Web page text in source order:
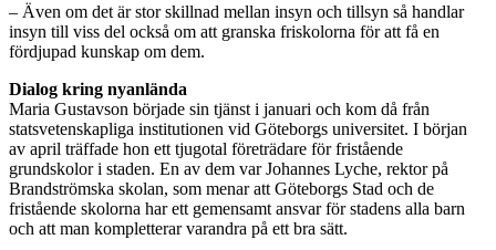
– Även om det är stor skillnad mellan insyn och tillsyn så handlar
insyn till viss del också om att granska friskolorna för att få en
fördjupad kunskap om dem.
Dialog kring nyanlända
Maria Gustavson började sin tjänst i januari och kom då från
statsvetenskapliga institutionen vid Göteborgs universitet. I början
av april träffade hon ett tjugotal företrädare för fristående
grundskolor i staden. En av dem var Johannes Lyche, rektor på
Brandströmska skolan, som menar att Göteborgs Stad och de
fristående skolorna har ett gemensamt ansvar för stadens alla barn
och att man kompletterar varandra på ett bra sätt.